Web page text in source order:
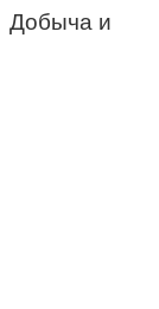
Добыча и